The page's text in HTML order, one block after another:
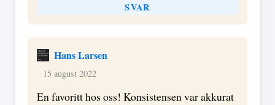
SVAR
Hans Larsen
15 august 2022
En favoritt hos oss! Konsistensen var akkurat